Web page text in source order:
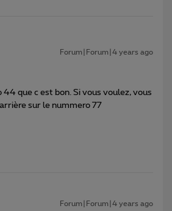
Forum|Forum|4 years ago
44 que c est bon. Si vous voulez, vous
sur le nummero 77
Forum|Forum|4 years ago